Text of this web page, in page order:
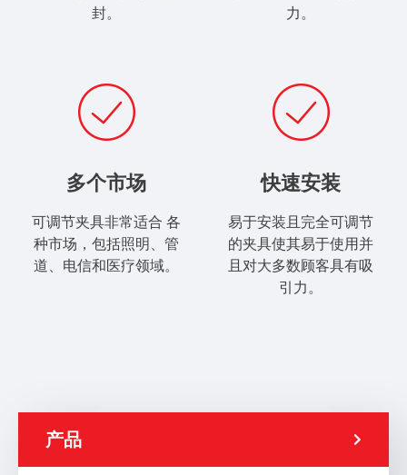
封。
力。
多个市场
可调节夹具非常适合 各
种市场 ​，包括照明、管
道、电信和医疗领域。
快速安装
易于安装且完全可调节
的夹具使其易于使用并
且对大多数顾客具有吸
引力。
产品